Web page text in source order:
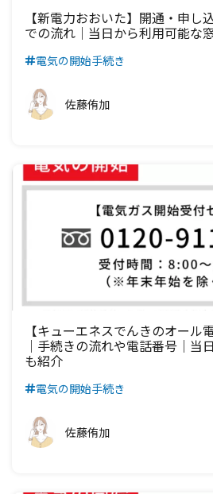
九州電力エリア
四国電力エリア
中国電力エリア
九州電力エリア
関西電力エリア
四国電力エリア
【新電力おおいた】開通・申し
での流れ｜当日から利用可能な
電気の開始手続き
佐藤侑加
【キューエネスでんきのオール
｜手続きの流れや電話番号｜当
も紹介
電気の開始手続き
佐藤侑加